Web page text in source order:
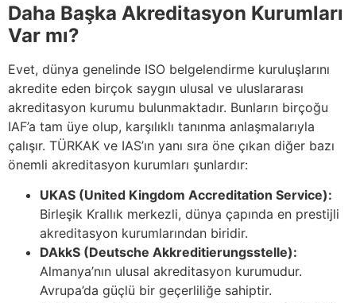
Daha Başka Akreditasyon Kurumları
Var mı?
Evet, dünya genelinde ISO belgelendirme kuruluşlarını
akredite eden birçok saygın ulusal ve uluslararası
akreditasyon kurumu bulunmaktadır. Bunların birçoğu
IAF’a tam üye olup, karşılıklı tanınma anlaşmalarıyla
çalışır. TÜRKAK ve IAS’ın yanı sıra öne çıkan diğer bazı
önemli akreditasyon kurumları şunlardır:
UKAS (United Kingdom Accreditation Service):
Birleşik Krallık merkezli, dünya çapında en prestijli
akreditasyon kurumlarından biridir.
DAkkS (Deutsche Akkreditierungsstelle):
Almanya’nın ulusal akreditasyon kurumudur.
Avrupa’da güçlü bir geçerliliğe sahiptir.